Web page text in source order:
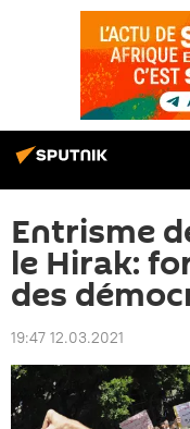
Entrisme
le Hirak:
des
19:47 12.03.2021